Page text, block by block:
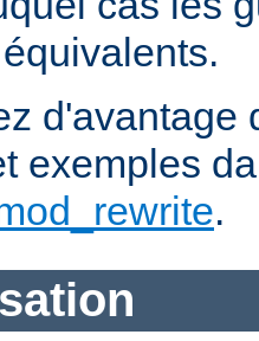
d'avantage
exemples
.